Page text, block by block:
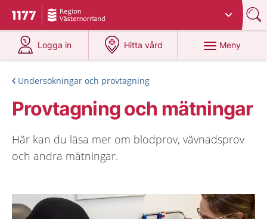
Till startsidan för 1177
Du har valt region
Logga in
på 1177.se
Hitta vård
på 1177.se
Meny
Undersökningar och provtagning
Provtagning och mätningar
Här kan du läsa mer om blodprov, vävnadsprov
och andra mätningar.